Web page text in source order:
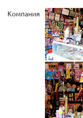
Компания